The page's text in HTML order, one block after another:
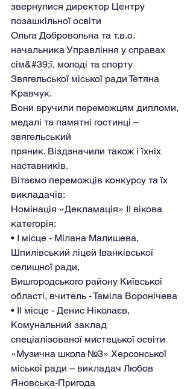
звернулися директор Центру
позашкільної освіти
Ольга Добровольна та т.в.о.
начальника Управління у справах
сім&#39;ї, молоді та спорту
Звягельської міської ради Тетяна
Кравчук.
Вони вручили переможцям дипломи,
медалі та памятні гостинці –
звягельський
пряник. Віздзначили також і їхніх
наставників.
Вітаємо переможців конкурсу та їх
викладачів:
Номінація «Декламація» IІ вікова
категорія:
• І місце - Мілана Малишева,
Шпилівський ліцей Іванківської
селищної ради,
Вишгородського району Київської
області, вчитель - Таміла Воронічева
• ІІ місце - Денис Ніколаєв,
Комунальний заклад
спеціалізованої мистецької освіти
«Музична школа №3» Херсонської
міської ради – викладач Любов
Яновська-Пригода